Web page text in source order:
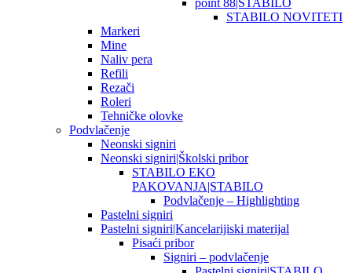
point 88|STABILO
STABILO NOVITETI
Markeri
Mine
Naliv pera
Refili
Rezači
Roleri
Tehničke olovke
Podvlačenje
Neonski signiri
Neonski signiri|Školski pribor
STABILO EKO
PAKOVANJA|STABILO
Podvlačenje – Highlighting
Pastelni signiri
Pastelni signiri|Kancelarijiski materijal
Pisaći pribor
Signiri – podvlačenje